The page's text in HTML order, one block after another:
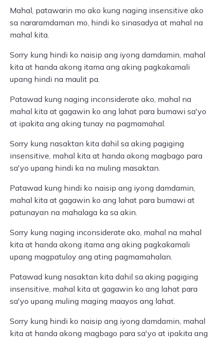
Mahal, patawarin mo ako kung naging insensitive ako
sa nararamdaman mo, hindi ko sinasadya at mahal na
mahal kita.
Sorry kung hindi ko naisip ang iyong damdamin, mahal
kita at handa akong itama ang aking pagkakamali
upang hindi na maulit pa.
Patawad kung naging inconsiderate ako, mahal na
mahal kita at gagawin ko ang lahat para bumawi sa'yo
at ipakita ang aking tunay na pagmamahal.
Sorry kung nasaktan kita dahil sa aking pagiging
insensitive, mahal kita at handa akong magbago para
sa'yo upang hindi ka na muling masaktan.
Patawad kung hindi ko naisip ang iyong damdamin,
mahal kita at gagawin ko ang lahat para bumawi at
patunayan na mahalaga ka sa akin.
Sorry kung naging inconsiderate ako, mahal na mahal
kita at handa akong itama ang aking pagkakamali
upang magpatuloy ang ating pagmamahalan.
Patawad kung nasaktan kita dahil sa aking pagiging
insensitive, mahal kita at gagawin ko ang lahat para
sa'yo upang muling maging maayos ang lahat.
Sorry kung hindi ko naisip ang iyong damdamin, mahal
kita at handa akong magbago para sa'yo at ipakita ang